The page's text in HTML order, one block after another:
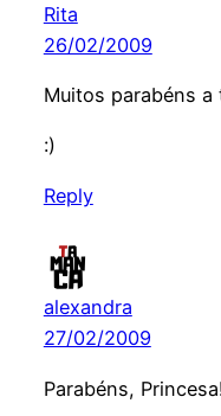
Rita
26/02/2009
Muitos parabéns a
:)
Reply
alexandra
27/02/2009
Parabéns, Princesa!